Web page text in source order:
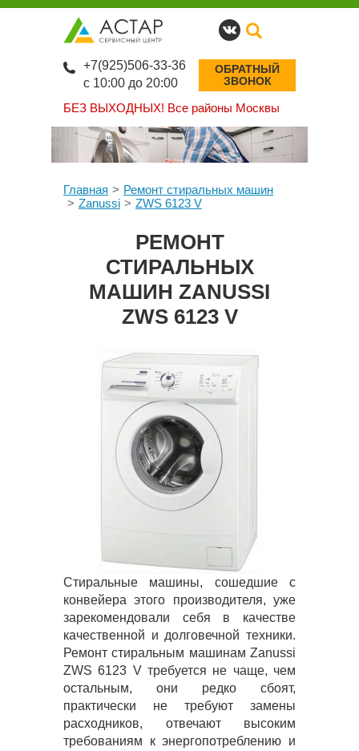
БЕЗ ВЫХОДНЫХ! Все районы Москвы
+7(925)506-33-36
с 10:00 до 20:00
ОБРАТНЫЙ
ЗВОНОК
Главная
Ремонт стиральных машин
Zanussi
ZWS 6123 V
РЕМОНТ
СТИРАЛЬНЫХ
МАШИН ZANUSSI
ZWS 6123 V
Стиральные машины, сошедшие с
конвейера этого производителя, уже
зарекомендовали себя в качестве
качественной и долговечной техники.
Ремонт стиральным машинам Zanussi
ZWS 6123 V требуется не чаще, чем
остальным, они редко сбоят,
практически не требуют замены
расходников, отвечают высоким
требованиям к энергопотреблению и